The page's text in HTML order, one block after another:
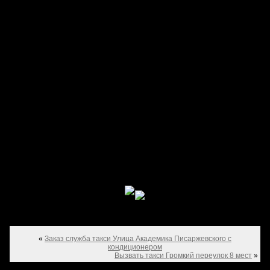
« Заказ служба такси Улица Академика Писаржевского с
кондиционером
Вызвать такси Громкий переулок 8 мест »